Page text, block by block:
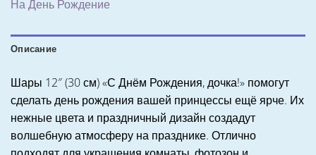
На День Рождение
Описание
Шары 12″ (30 см) «С Днём Рождения, дочка!» помогут
сделать день рождения вашей принцессы ещё ярче. Их
нежные цвета и праздничный дизайн создадут
волшебную атмосферу на празднике. Отлично